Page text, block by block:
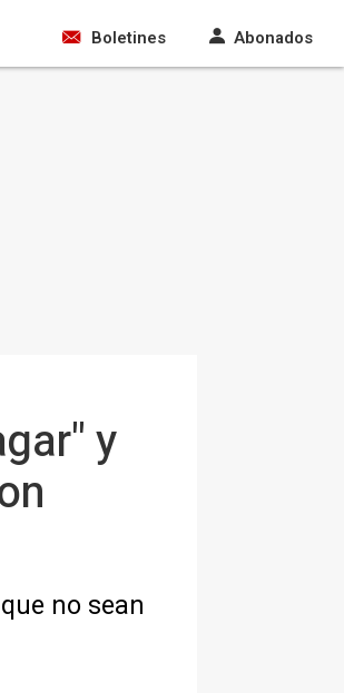
Boletines Abonados
y
no sean